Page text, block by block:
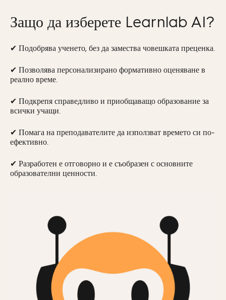
Защо да изберете Learnlab AI?
✔ Подобрява ученето, без да замества човешката преценка.
✔ Позволява персонализирано формативно оценяване в
реално време.
✔ Подкрепя справедливо и приобщаващо образование за
всички учащи.
✔ Помага на преподавателите да използват времето си по-
ефективно.
✔ Разработен е отговорно и е съобразен с основните
образователни ценности.